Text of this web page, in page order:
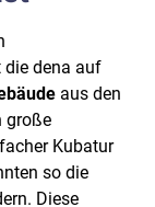
die dena auf
aus den
große
Kubatur
so die
Diese